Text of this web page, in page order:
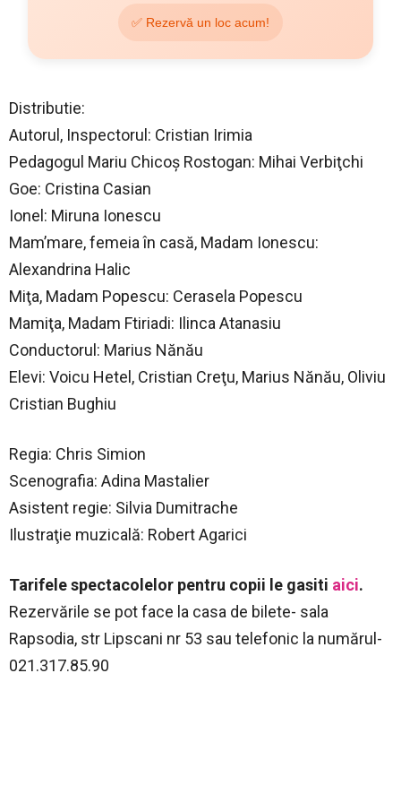
✅ Rezervă un loc acum!
Distributie:
Autorul, Inspectorul: Cristian Irimia
Pedagogul Mariu Chicoş Rostogan: Mihai Verbiţchi
Goe: Cristina Casian
Ionel: Miruna Ionescu
Mam’mare, femeia în casă, Madam Ionescu:
Alexandrina Halic
Miţa, Madam Popescu: Cerasela Popescu
Mamiţa, Madam Ftiriadi: Ilinca Atanasiu
Conductorul: Marius Nănău
Elevi: Voicu Hetel, Cristian Creţu, Marius Nănău, Oliviu
Cristian Bughiu
Regia: Chris Simion
Scenografia: Adina Mastalier
Asistent regie: Silvia Dumitrache
Ilustraţie muzicală: Robert Agarici
Tarifele spectacolelor pentru copii le gasiti aici.
Rezervările se pot face la casa de bilete- sala
Rapsodia, str Lipscani nr 53 sau telefonic la numărul-
021.317.85.90